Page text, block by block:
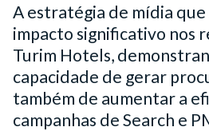
A estratégia de mídia
impacto significativo nos
Turim Hotels,
capacidade de gerar
também de aumentar a
campanhas de Search e